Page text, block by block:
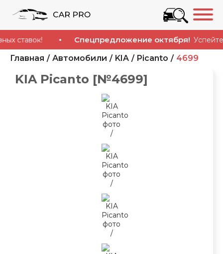
Спецпредложение октября!Успейте
Главная Автомобили KIA Picanto 4699
KIA Picanto [№4699]